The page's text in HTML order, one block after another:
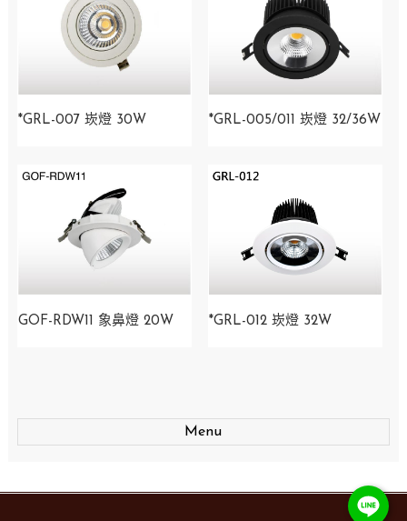
*GRL-007 崁燈 30W *GRL-005/011 崁燈 32/36W
GOF-RDW11 象鼻燈 20W *GRL-012 崁燈 32W
Menu